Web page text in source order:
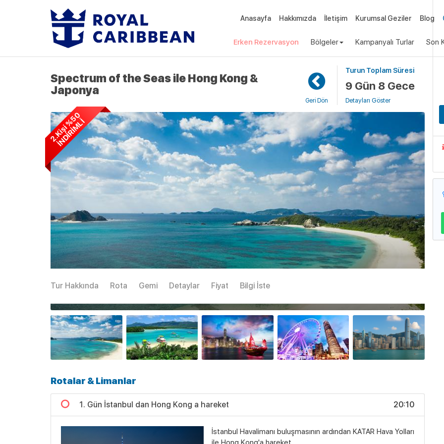
Anasayfa Hakkımızda İletişim Kurumsal Geziler Blog
Erken Rezervasyon Bölgeler Kampanyalı Turlar Son
Spectrum of the Seas ile Hong Kong &
Japonya
Geri Dön
Turun Toplam Süresi
9 Gün 8 Gece
Detayları Göster
2
.
K
i
ş
i
%
5
0
İ
N
D
İ
R
İ
M
L
İ
Tur Hakkında Rota Gemi Detaylar Fiyat Bilgi İste
Rotalar & Limanlar
1. Gün İstanbul dan Hong Kong a hareket 20:10
İstanbul Havalimanı buluşmasının ardından KATAR Hava Yolları